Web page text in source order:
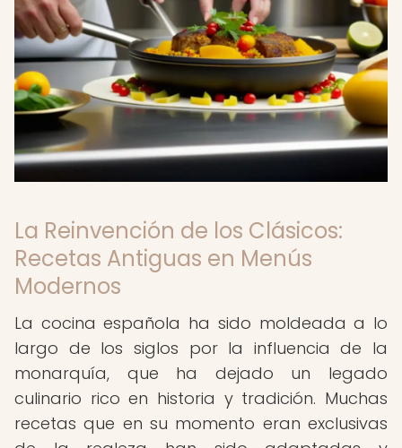
La Reinvención de los Clásicos:
Recetas Antiguas en Menús
Modernos
La cocina española ha sido moldeada a lo
largo de los siglos por la influencia de la
monarquía, que ha dejado un legado
culinario rico en historia y tradición. Muchas
recetas que en su momento eran exclusivas